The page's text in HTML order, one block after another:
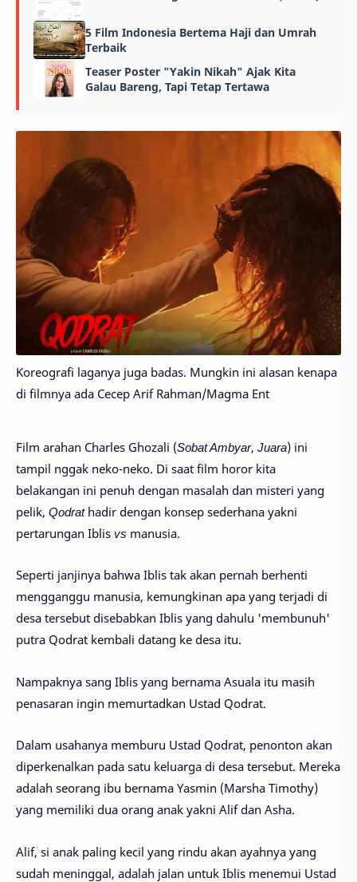
5 Film Indonesia Bertema Haji dan Umrah
Terbaik
Teaser Poster "Yakin Nikah" Ajak Kita
Galau Bareng, Tapi Tetap Tertawa
Koreografi laganya juga badas. Mungkin ini alasan kenapa
di filmnya ada Cecep Arif Rahman/Magma Ent
Film arahan Charles Ghozali (Sobat Ambyar, Juara) ini
tampil nggak neko-neko. Di saat film horor kita
belakangan ini penuh dengan masalah dan misteri yang
pelik, Qodrathadir dengan konsep sederhana yakni
pertarungan Iblis vs manusia.
Seperti janjinya bahwa Iblis tak akan pernah berhenti
mengganggu manusia, kemungkinan apa yang terjadi di
desa tersebut disebabkan Iblis yang dahulu 'membunuh'
putra Qodrat kembali datang ke desa itu.
Nampaknya sang Iblis yang bernama Asuala itu masih
penasaran ingin memurtadkan Ustad Qodrat.
Dalam usahanya memburu Ustad Qodrat, penonton akan
diperkenalkan pada satu keluarga di desa tersebut. Mereka
adalah seorang ibu bernama Yasmin (Marsha Timothy)
yang memiliki dua orang anak yakni Alif dan Asha.
Alif, si anak paling kecil yang rindu akan ayahnya yang
sudah meninggal, adalah jalan untuk Iblis menemui Ustad